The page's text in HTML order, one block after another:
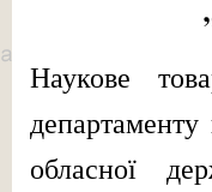
Наукове
департаменту
обласної